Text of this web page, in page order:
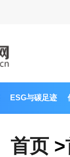
ESG与碳足迹
首页 >